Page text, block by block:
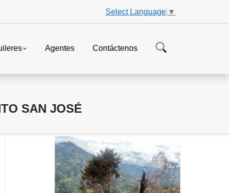
Select Language ▼
Agentes Contáctenos
SAN JOSÉ